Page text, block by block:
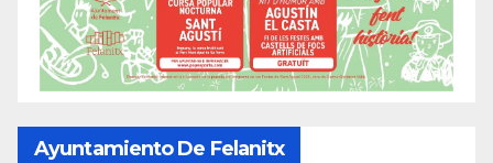
Ayuntamiento De Felanitx